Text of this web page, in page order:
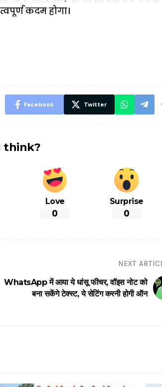
कदम होगा।
Facebook Twitter
think?
Love
0
Surprise
0
NEXT
WhatsApp में आया ये धांसू फीचर, वॉइस नोट को
बना सकेंगे टेक्स्ट, ये सेटिंग करनी होगी ऑन